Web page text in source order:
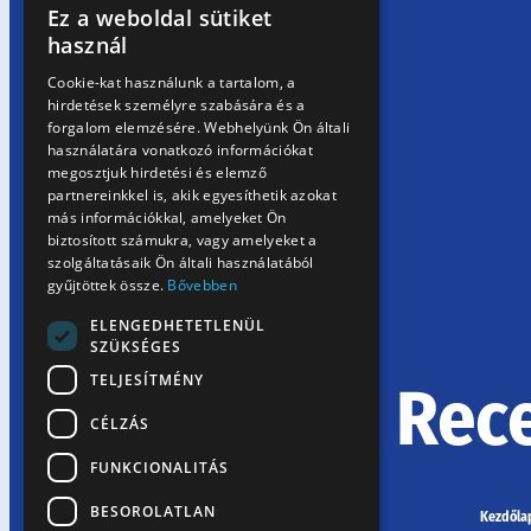
SK
RO
Ez a weboldal sütiket
használ
Cookie-kat használunk a tartalom, a
hirdetések személyre szabására és a
forgalom elemzésére. Webhelyünk Ön általi
használatára vonatkozó információkat
megosztjuk hirdetési és elemző
partnereinkkel is, akik egyesíthetik azokat
más információkkal, amelyeket Ön
biztosított számukra, vagy amelyeket a
szolgáltatásaik Ön általi használatából
gyűjtöttek össze. Bővebben
ELENGEDHETETLENÜL
SZÜKSÉGES
TELJESÍTMÉNY
CÉLZÁS
FUNKCIONALITÁS
BESOROLATLAN